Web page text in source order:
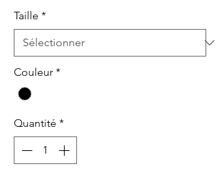
Taille *
Couleur *
Quantité *